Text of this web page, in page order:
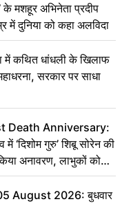
के मशहूर अभिनेता प्रदीप
में दुनिया को कहा अलविदा
में कथित धांधली के खिलाफ
सरकार पर साधा
Death Anniversary:
‘दिशोम गुरु’ शिबू सोरेन की
अनावरण, लाभुकों को
August 2026: बुधवार